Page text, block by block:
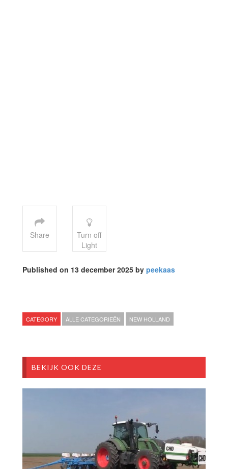
Share
Turn off
Light
Published on 13 december 2025 by peekaas
CATEGORY ALLE CATEGORIEËN NEW HOLLAND
BEKIJK OOK DEZE